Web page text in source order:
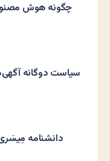
چگونه هوش
سیاست دوگانه
دانشنامه